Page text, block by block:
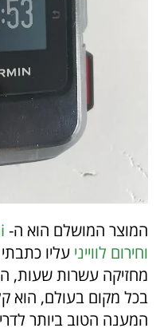
המוצר המושלם הוא ה-
וחירום לווייני עליו
מחזיקה עשרות שעות,
בכל מקום בעולם, הוא
המענה הטוב ביותר